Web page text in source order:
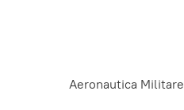
Aeronautica Militare